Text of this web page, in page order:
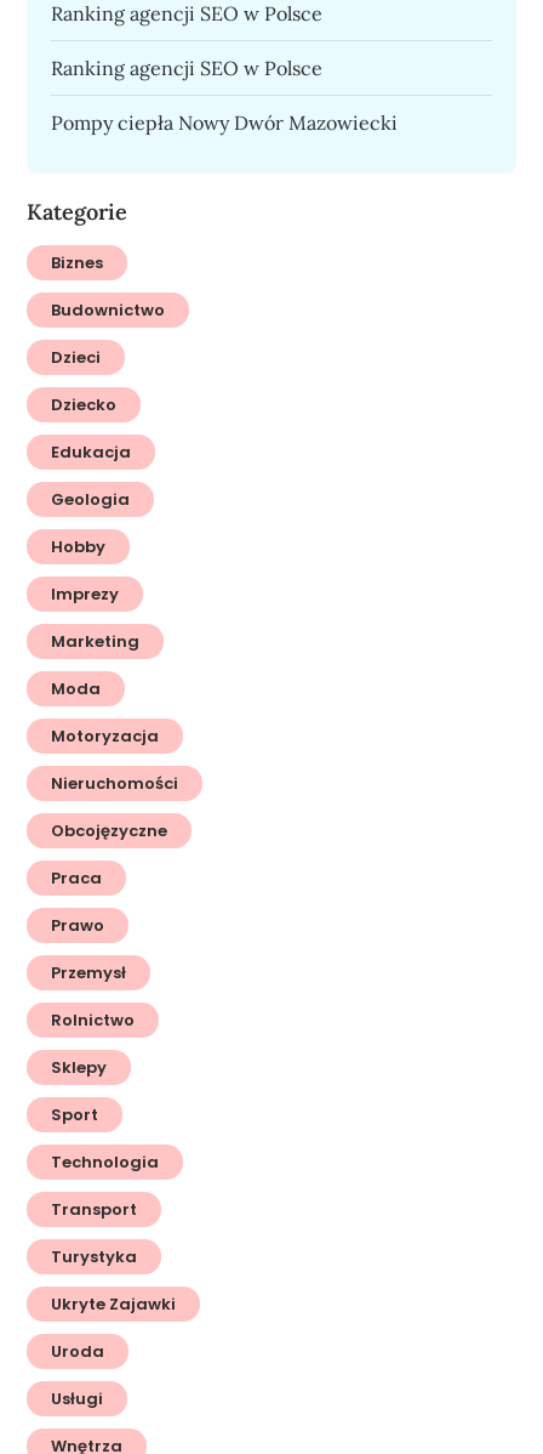
Ranking agencji SEO w Polsce
Ranking agencji SEO w Polsce
Pompy ciepła Nowy Dwór Mazowiecki
Kategorie
Biznes
Budownictwo
Dzieci
Dziecko
Edukacja
Geologia
Hobby
Imprezy
Marketing
Moda
Motoryzacja
Nieruchomości
Obcojęzyczne
Praca
Prawo
Przemysł
Rolnictwo
Sklepy
Sport
Technologia
Transport
Turystyka
Ukryte Zajawki
Uroda
Usługi
Wnętrza